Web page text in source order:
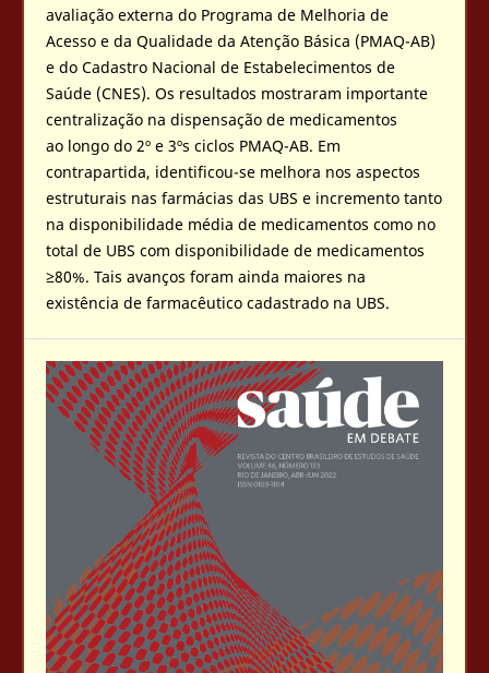
avaliação externa do Programa de Melhoria de
Acesso e da Qualidade da Atenção Básica (PMAQ-AB)
e do Cadastro Nacional de Estabelecimentos de
Saúde (CNES). Os resultados mostraram importante
centralização na dispensação de medicamentos
ao longo do 2º e 3ºs ciclos PMAQ-AB. Em
contrapartida, identificou-se melhora nos aspectos
estruturais nas farmácias das UBS e incremento tanto
na disponibilidade média de medicamentos como no
total de UBS com disponibilidade de medicamentos
≥80%. Tais avanços foram ainda maiores na
existência de farmacêutico cadastrado na UBS.